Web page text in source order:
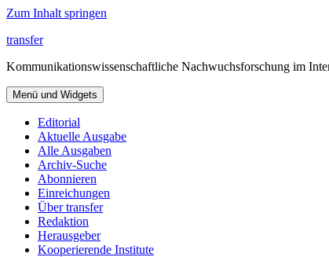
Zum Inhalt springen
transfer
Kommunikationswissenschaftliche Nachwuchsforschung im
Menü und Widgets
Editorial
Aktuelle Ausgabe
Alle Ausgaben
Archiv-Suche
Abonnieren
Einreichungen
Über transfer
Redaktion
Herausgeber
Kooperierende Institute